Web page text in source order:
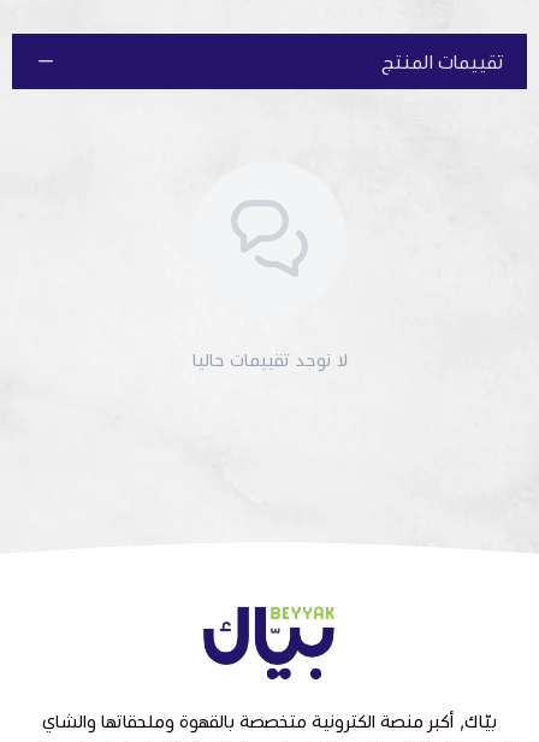
تقييمات المنتج
لا توجد تقييمات حاليا
بيّاك, أكبر منصة الكترونية متخصصة بالقهوة وملحقاتها والشاي